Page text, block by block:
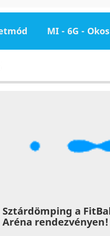
MI - 6G -
Sztárdömping a
Aréna rendezvényen!